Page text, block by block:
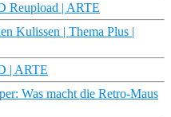
Reupload | ARTE
Kulissen | Thema Plus |
| ARTE
Was macht die Retro-Maus